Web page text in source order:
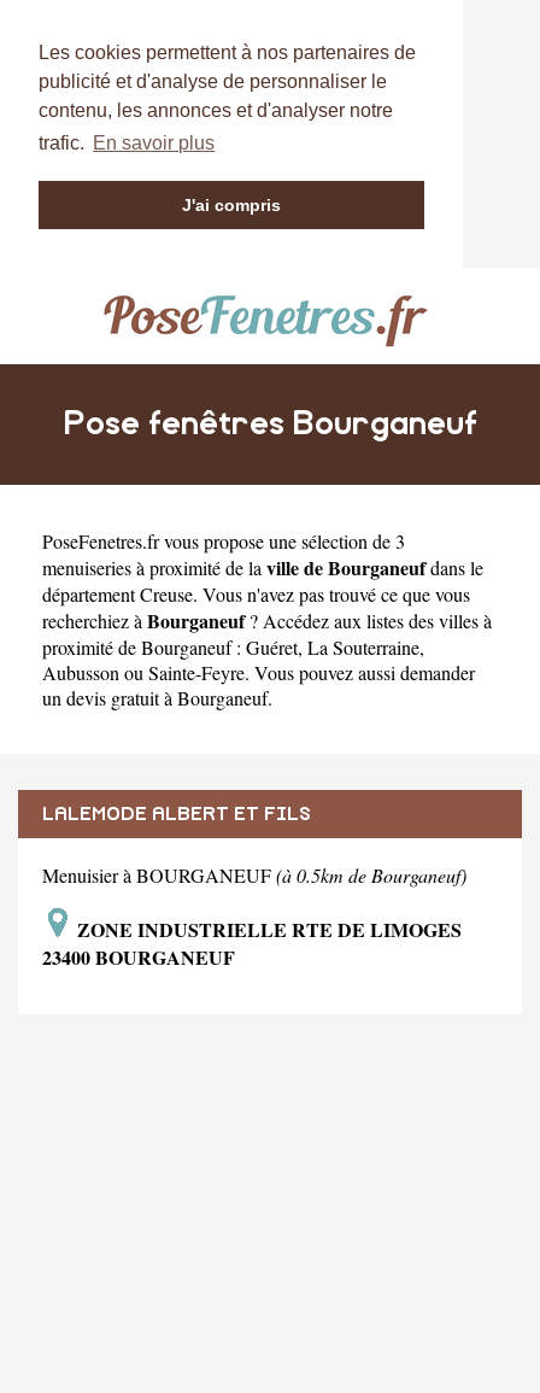
Les cookies permettent à nos partenaires de
publicité et d'analyse de personnaliser le
contenu, les annonces et d'analyser notre
trafic. En savoir plus
J'ai compris
Pose fenêtres Bourganeuf
PoseFenetres.frvous propose une sélection de 3
menuiseries à proximité de la ville de Bourganeufdans le
départementCreuse. Vous n'avez pas trouvé ce que vous
recherchiez à Bourganeuf? Accédez aux listes des villes à
proximité de Bourganeuf : Guéret, La Souterraine,
Aubusson ou Sainte-Feyre. Vous pouvez aussi demander
un devis gratuit à Bourganeuf.
LALEMODE ALBERT ET FILS
Menuisier à BOURGANEUF(à 0.5km de Bourganeuf)
ZONE INDUSTRIELLE RTE DE LIMOGES
23400 BOURGANEUF